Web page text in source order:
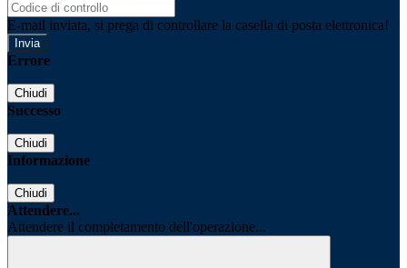
E-mail inviata, si prega di controllare la casella di posta elettronica!
Errore
Chiudi
Successo
Chiudi
Informazione
Chiudi
Attendere...
Attendere il completamento dell'operazione...